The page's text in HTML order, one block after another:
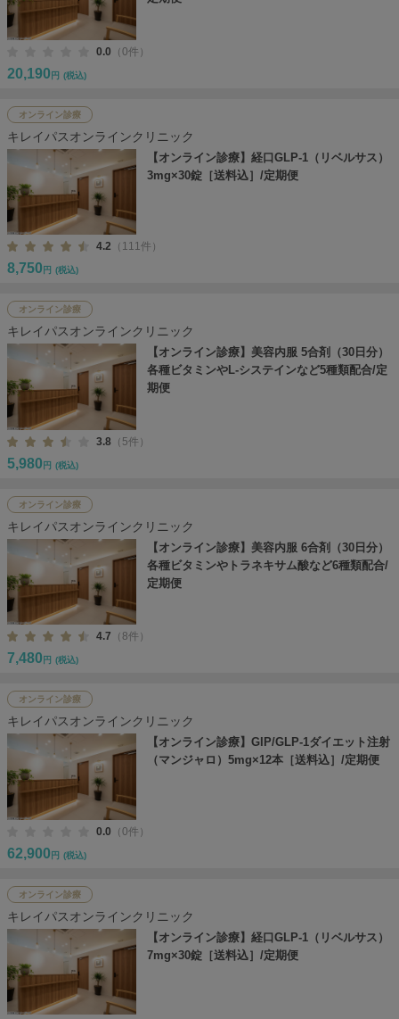
0.0 （0件）
20,190 円 (税込)
オンライン診療
キレイパスオンラインクリニック
【オンライン診療】経口GLP-1（リベルサス）
3mg×30錠［送料込］/定期便
4.2 （111件）
8,750 円 (税込)
オンライン診療
キレイパスオンラインクリニック
【オンライン診療】美容内服 5合剤（30日分）
各種ビタミンやL-システインなど5種類配合/定
期便
3.8 （5件）
5,980 円 (税込)
オンライン診療
キレイパスオンラインクリニック
【オンライン診療】美容内服 6合剤（30日分）
各種ビタミンやトラネキサム酸など6種類配合/
定期便
4.7 （8件）
7,480 円 (税込)
オンライン診療
キレイパスオンラインクリニック
【オンライン診療】GIP/GLP-1ダイエット注射
（マンジャロ）5mg×12本［送料込］/定期便
0.0 （0件）
62,900 円 (税込)
オンライン診療
キレイパスオンラインクリニック
【オンライン診療】経口GLP-1（リベルサス）
7mg×30錠［送料込］/定期便